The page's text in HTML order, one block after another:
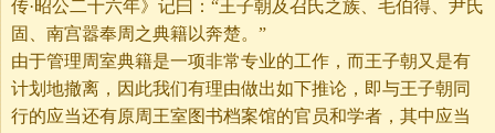
传·昭公二十六年》记曰：“王子朝及召氏之族、毛伯得、尹氏
固、南宫嚣奉周之典籍以奔楚。”
由于管理周室典籍是一项非常专业的工作，而王子朝又是有
计划地撤离，因此我们有理由做出如下推论，即与王子朝同
行的应当还有原周王室图书档案馆的官员和学者，其中应当